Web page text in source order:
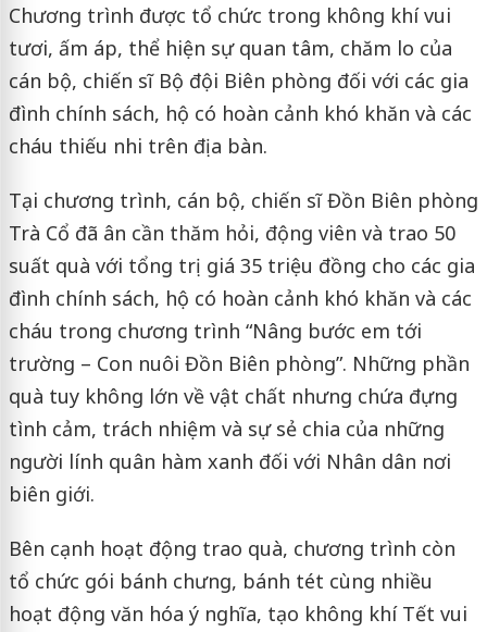
Chương trình được tổ chức trong không khí vui
tươi, ấm áp, thể hiện sự quan tâm, chăm lo của
cán bộ, chiến sĩ Bộ đội Biên phòng đối với các gia
đình chính sách, hộ có hoàn cảnh khó khăn và các
cháu thiếu nhi trên địa bàn.
Tại chương trình, cán bộ, chiến sĩ Đồn Biên phòng
Trà Cổ đã ân cần thăm hỏi, động viên và trao 50
suất quà với tổng trị giá 35 triệu đồng cho các gia
đình chính sách, hộ có hoàn cảnh khó khăn và các
cháu trong chương trình “Nâng bước em tới
trường – Con nuôi Đồn Biên phòng”. Những phần
quà tuy không lớn về vật chất nhưng chứa đựng
tình cảm, trách nhiệm và sự sẻ chia của những
người lính quân hàm xanh đối với Nhân dân nơi
biên giới.
Bên cạnh hoạt động trao quà, chương trình còn
tổ chức gói bánh chưng, bánh tét cùng nhiều
hoạt động văn hóa ý nghĩa, tạo không khí Tết vui